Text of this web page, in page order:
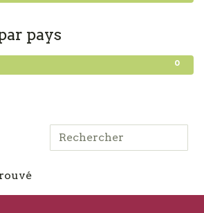
pays
0